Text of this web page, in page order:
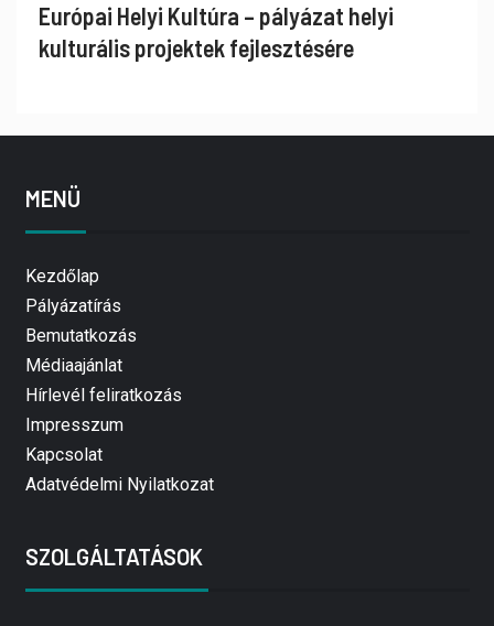
Európai Helyi Kultúra – pályázat helyi
kulturális projektek fejlesztésére
MENÜ
Kezdőlap
Pályázatírás
Bemutatkozás
Médiaajánlat
Hírlevél feliratkozás
Impresszum
Kapcsolat
Adatvédelmi Nyilatkozat
SZOLGÁLTATÁSOK